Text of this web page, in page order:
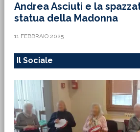
Andrea Asciuti e la
statua della Madonna
11 FEBBRAIO 2025
Il Sociale